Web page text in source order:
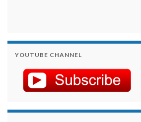
YOUTUBE CHANNEL